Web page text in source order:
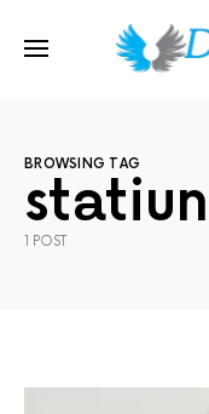
BROWSING TAG
1 POST